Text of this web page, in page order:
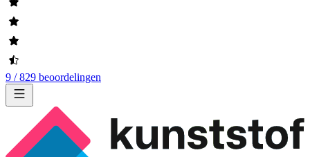
9 / 829 beoordelingen